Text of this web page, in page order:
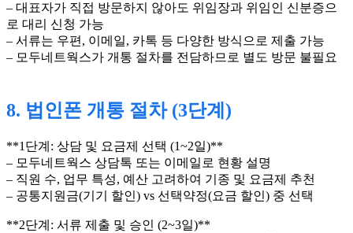
– 대표자가 직접 방문하지 않아도 위임장과 위임인 신분증으
로 대리 신청 가능
– 서류는 우편, 이메일, 카톡 등 다양한 방식으로 제출 가능
– 모두네트웍스가 개통 절차를 전담하므로 별도 방문 불필요
8. 법인폰 개통 절차 (3단계)
**1단계: 상담 및 요금제 선택 (1~2일)**
– 모두네트웍스 상담톡 또는 이메일로 현황 설명
– 직원 수, 업무 특성, 예산 고려하여 기종 및 요금제 추천
– 공통지원금(기기 할인) vs 선택약정(요금 할인) 중 선택
**2단계: 서류 제출 및 승인 (2~3일)**